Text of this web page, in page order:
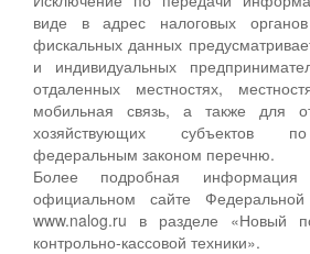
виде в адрес налоговых
фискальных данных
и индивидуальных
отдаленных местностях,
мобильная связь, а также для
хозяйствующих субъектов
федеральным законом перечню.
Более подробная информация
официальном сайте
www.nalog.ru в разделе «Новый
контрольно-кассовой техники».